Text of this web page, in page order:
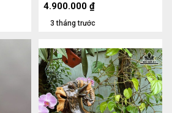
3 tháng trước
4.900.000 ₫